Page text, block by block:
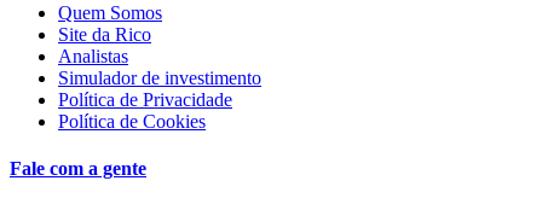
Quem Somos
Site da Rico
Analistas
Simulador de investimento
Política de Privacidade
Política de Cookies
Fale com a gente